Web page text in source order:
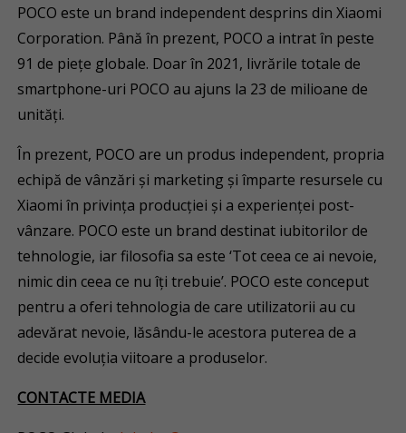
POCO este un brand independent desprins din Xiaomi
Corporation. Până în prezent, POCO a intrat în peste
91 de piețe globale. Doar în 2021, livrările totale de
smartphone-uri POCO au ajuns la 23 de milioane de
unități.
În prezent, POCO are un produs independent, propria
echipă de vânzări și marketing și împarte resursele cu
Xiaomi în privința producției și a experienței post-
vânzare. POCO este un brand destinat iubitorilor de
tehnologie, iar filosofia sa este ‘Tot ceea ce ai nevoie,
nimic din ceea ce nu îți trebuie’. POCO este conceput
pentru a oferi tehnologia de care utilizatorii au cu
adevărat nevoie, lăsându-le acestora puterea de a
decide evoluția viitoare a produselor.
CONTACTE MEDIA